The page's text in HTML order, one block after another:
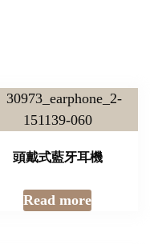
頭戴式藍牙耳機
Read more